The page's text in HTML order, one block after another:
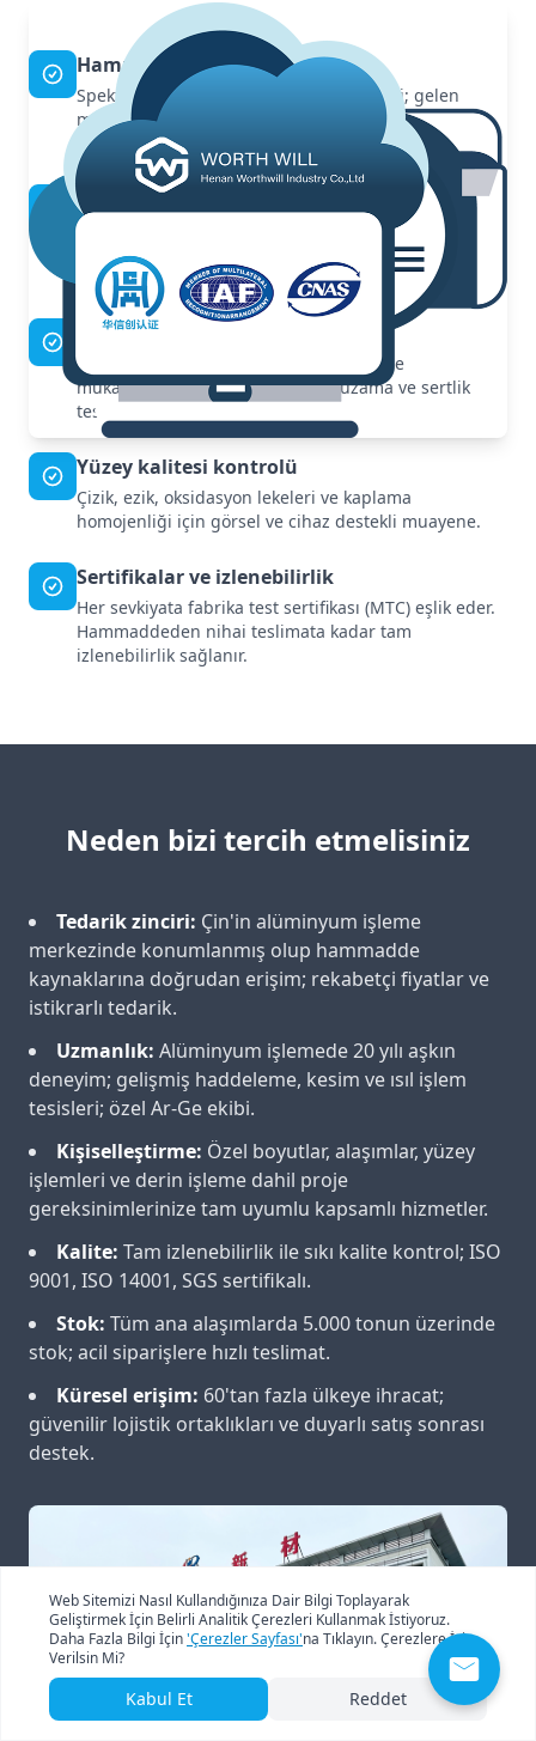
Hammadde kontrolü
Spektrometre ile kimyasal bileşim analizi; gelen
malzeme sertifikaları uluslararası standartlara göre
doğrulanır.
Boyutsal doğruluk
Kalibre edilmiş ölçüm cihazları ile kalınlık, genişlik,
uzunluk ve düzlüğün hassas ölçümü; sıkı tolerans
kontrolü.
Mekanik testler
ASTM E8/E8M standartlarına göre çekme
mukavemeti, akma mukavemeti, uzama ve sertlik
testleri.
Yüzey kalitesi kontrolü
Çizik, ezik, oksidasyon lekeleri ve kaplama
homojenliği için görsel ve cihaz destekli muayene.
Sertifikalar ve izlenebilirlik
Her sevkiyata fabrika test sertifikası (MTC) eşlik eder.
Hammaddeden nihai teslimata kadar tam
izlenebilirlik sağlanır.
Neden bizi tercih etmelisiniz
Tedarik zinciri: Çin'in alüminyum işleme
merkezinde konumlanmış olup hammadde
kaynaklarına doğrudan erişim; rekabetçi fiyatlar ve
istikrarlı tedarik.
Uzmanlık: Alüminyum işlemede 20 yılı aşkın
deneyim; gelişmiş haddeleme, kesim ve ısıl işlem
tesisleri; özel Ar-Ge ekibi.
Kişiselleştirme: Özel boyutlar, alaşımlar, yüzey
işlemleri ve derin işleme dahil proje
gereksinimlerinize tam uyumlu kapsamlı hizmetler.
Kalite: Tam izlenebilirlik ile sıkı kalite kontrol; ISO
9001, ISO 14001, SGS sertifikalı.
Stok: Tüm ana alaşımlarda 5.000 tonun üzerinde
stok; acil siparişlere hızlı teslimat.
Küresel erişim: 60'tan fazla ülkeye ihracat;
güvenilir lojistik ortaklıkları ve duyarlı satış sonrası
destek.
Web Sitemizi Nasıl Kullandığınıza Dair Bilgi Toplayarak
Geliştirmek İçin Belirli Analitik Çerezleri Kullanmak İstiyoruz.
Daha Fazla Bilgi İçin'Çerezler Sayfası'na Tıklayın. Çerezlere İzin
Verilsin Mi?
Kabul Et Reddet